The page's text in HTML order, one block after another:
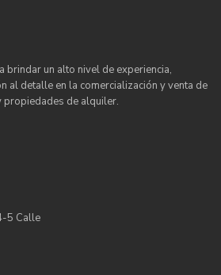
brindar un alto nivel de experiencia,
al detalle en la comercialización y venta de
propiedades de alquiler.
5 Calle